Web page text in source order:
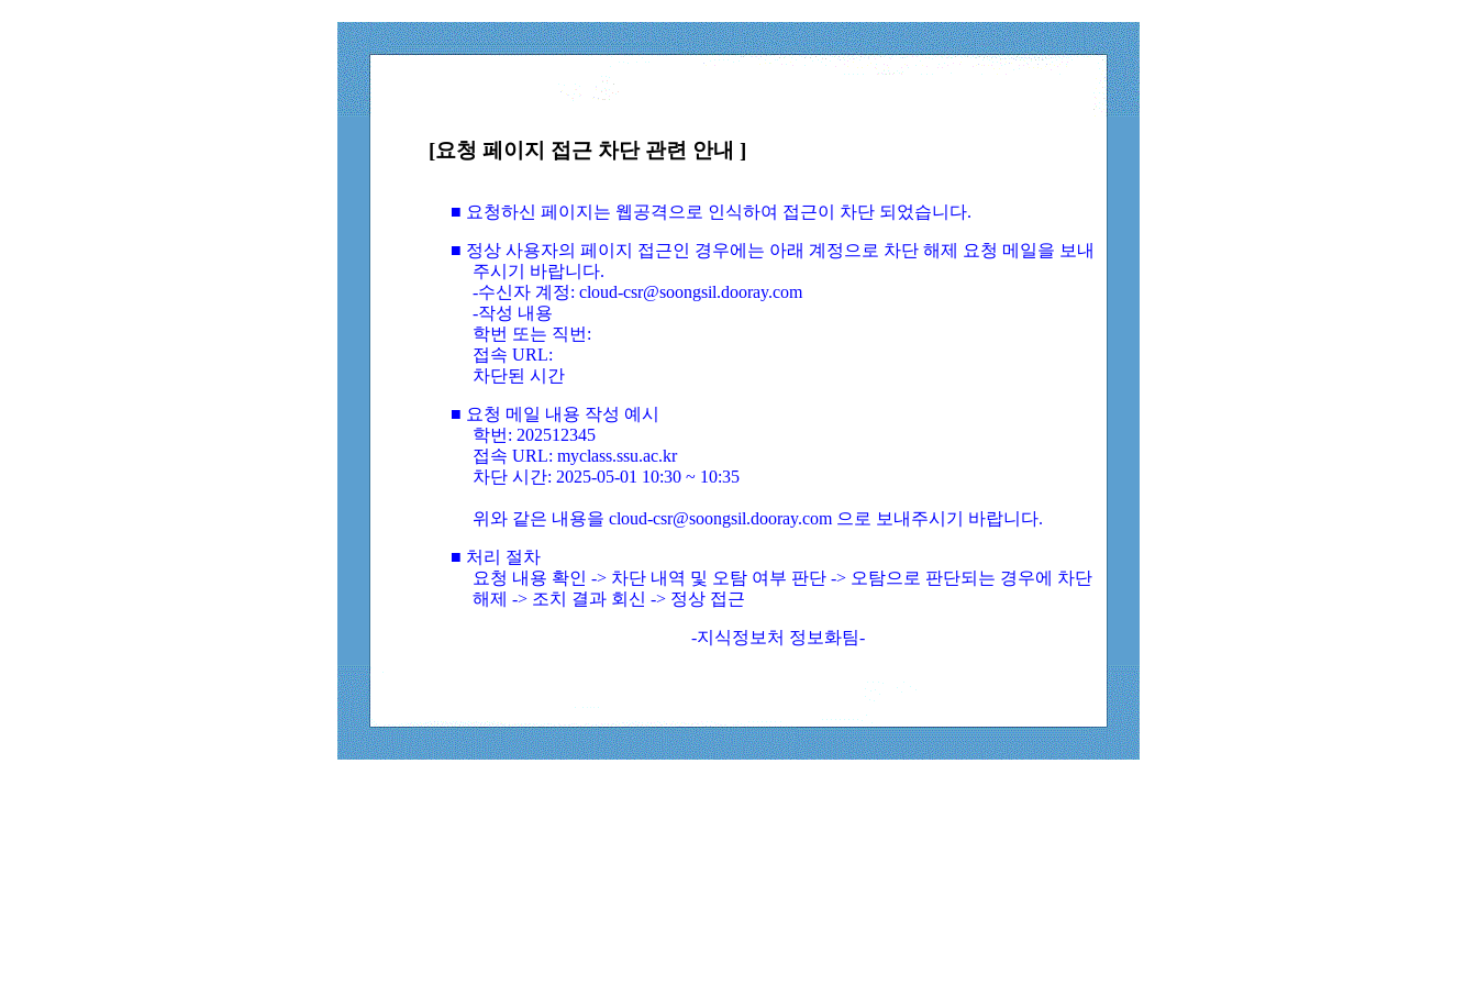
[요청 페이지 접근 차단 관련 안내 ]
■ 요청하신 페이지는 웹공격으로 인식하여 접근이 차단 되었습니다.
■ 정상 사용자의 페이지 접근인 경우에는 아래 계정으로 차단 해제 요청 메일을 보내
주시기 바랍니다.
-수신자 계정: cloud-csr@soongsil.dooray.com
-작성 내용
학번 또는 직번:
접속 URL:
차단된 시간
■ 요청 메일 내용 작성 예시
학번: 202512345
접속 URL: myclass.ssu.ac.kr
차단 시간: 2025-05-01 10:30 ~ 10:35
위와 같은 내용을 cloud-csr@soongsil.dooray.com 으로 보내주시기 바랍니다.
■ 처리 절차
요청 내용 확인 -> 차단 내역 및 오탐 여부 판단 -> 오탐으로 판단되는 경우에 차단
해제 -> 조치 결과 회신 -> 정상 접근
-지식정보처 정보화팀-